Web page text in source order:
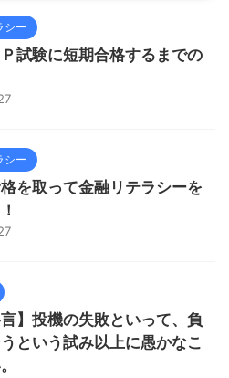
シー
試験に短期合格するまでの
シー
を取って金融リテラシーを
言】投機の失敗といって、負
という試み以上に愚かなこ